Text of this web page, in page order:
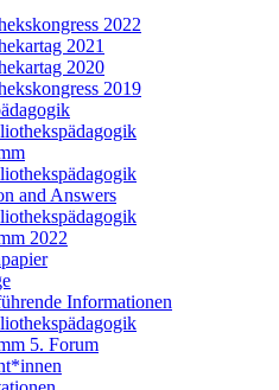
2022
2021
2020
2019
and Answers
2022
Informationen
5. Forum